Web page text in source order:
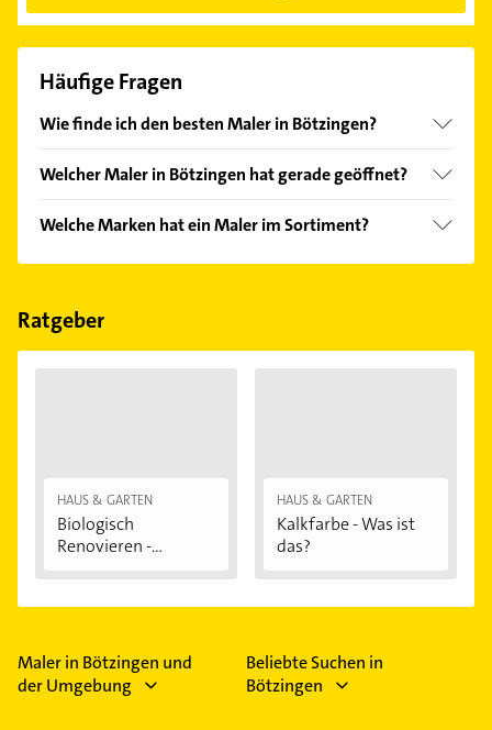
Häufige Fragen
Wie finde ich den besten Maler in Bötzingen?
Kundenmeinungen und profitieren Sie von den
einfach nachBewertungensortiert anzeigen lassen.
Welcher Maler in Bötzingen hat gerade geöffnet?
Bitte beachten Sie, dass diese an Sonn- und
Feiertagen abweichen können.
Welche Marken hat ein Maler im Sortiment?
Der Maler verkauft Marken wie Brillux, Caparol,
Ratgeber
HAUS & GARTEN
Biologisch
Renovieren -
HAUS & GARTEN
Kalkfarbe - Was ist
das?
Maler in Bötzingen und
der Umgebung
Beliebte Suchen in
Bötzingen